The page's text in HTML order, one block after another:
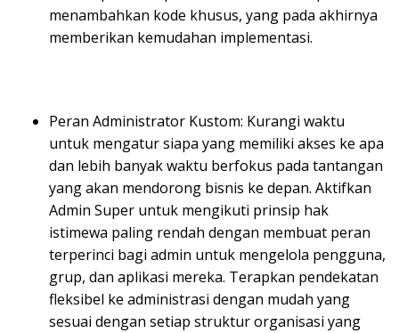
menambahkan kode khusus, yang pada akhirnya
memberikan kemudahan implementasi.
Peran Administrator Kustom: Kurangi waktu
untuk mengatur siapa yang memiliki akses ke apa
dan lebih banyak waktu berfokus pada tantangan
yang akan mendorong bisnis ke depan. Aktifkan
Admin Super untuk mengikuti prinsip hak
istimewa paling rendah dengan membuat peran
terperinci bagi admin untuk mengelola pengguna,
grup, dan aplikasi mereka. Terapkan pendekatan
fleksibel ke administrasi dengan mudah yang
sesuai dengan setiap struktur organisasi yang